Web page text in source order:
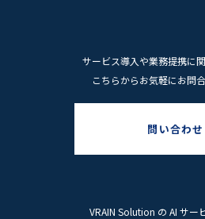
サービス導⼊や業務提携に
こちらからお気軽にお問
問い合わせ
VRAIN Solution の AI サー